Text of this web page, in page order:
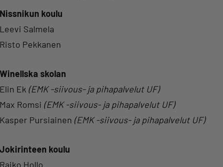
Nissnikun koulu
Leevi Salmela
Risto Pekkanen
Winellska skolan
Elin Ek (EMK -siivous- ja pihapalvelut UF)
Max Romsi (EMK -siivous- ja pihapalvelut UF)
Kasper Pursiainen (EMK -siivous- ja pihapalvelut UF)
Jokirinteen koulu
Raiko Hollo